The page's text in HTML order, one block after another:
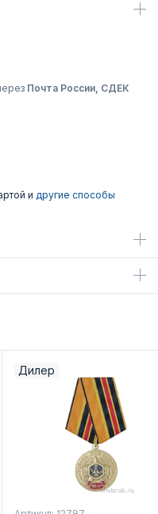
Почта России, СДЕК
и другие способы
Дилер